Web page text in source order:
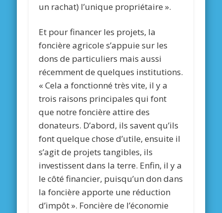
un rachat) l’unique propriétaire ».
Et pour financer les projets, la
foncière agricole s’appuie sur les
dons de particuliers mais aussi
récemment de quelques institutions.
« Cela a fonctionné très vite, il y a
trois raisons principales qui font
que notre foncière attire des
donateurs. D’abord, ils savent qu’ils
font quelque chose d’utile, ensuite il
s’agit de projets tangibles, ils
investissent dans la terre. Enfin, il y a
le côté financier, puisqu’un don dans
la foncière apporte une réduction
d’impôt ». Foncière de l’économie